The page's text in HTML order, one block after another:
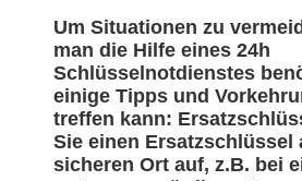
Um Situationen zu
man die Hilfe eines 24h
Schlüsselnotdienstes
einige Tipps und
treffen kann:
Sie einen Ersatzschlüssel
sicheren Ort auf, z.B. bei